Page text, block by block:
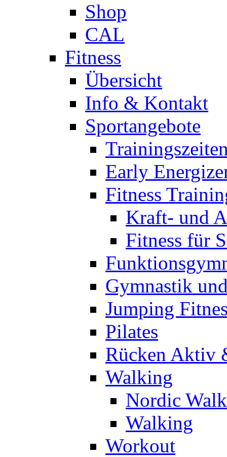
Shop
CAL
Fitness
Übersicht
Info & Kontakt
Sportangebote
Early
Fitness
Kraft- und
Fitness für
Gymnastik
Jumping
Pilates
Rücken Aktiv
Walking
Nordic
Walking
Workout